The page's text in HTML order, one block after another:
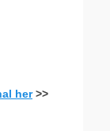
her>>